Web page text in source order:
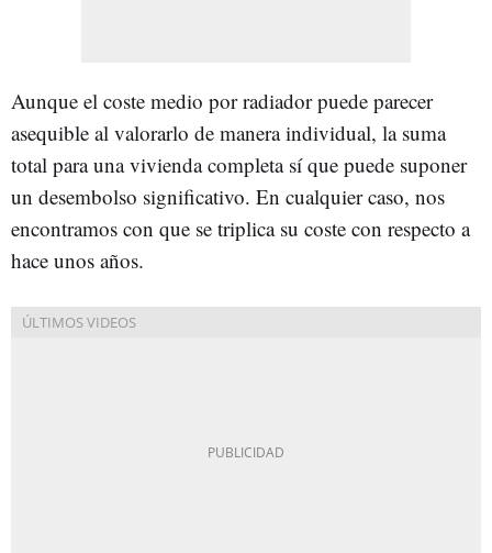
Aunque el coste medio por radiador puede parecer
asequible al valorarlo de manera individual, la suma
total para una vivienda completa sí que puede suponer
un desembolso significativo. En cualquier caso, nos
encontramos con que se triplica su coste con respecto a
hace unos años.